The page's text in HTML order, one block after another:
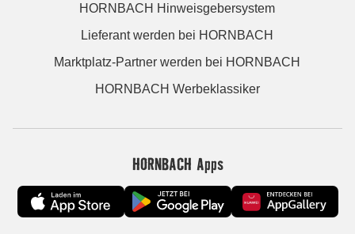
HORNBACH Hinweisgebersystem
Lieferant werden bei HORNBACH
Marktplatz-Partner werden bei HORNBACH
HORNBACH Werbeklassiker
HORNBACH Apps